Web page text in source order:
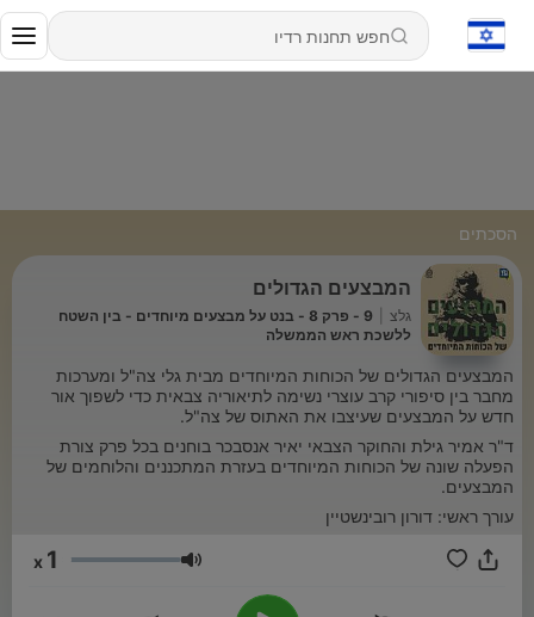
הסכתים
המבצעים הגדולים
גלצ
9 - פרק 8 - בנט על מבצעים מיוחדים - בין השטח
ללשכת ראש הממשלה
המבצעים הגדולים של הכוחות המיוחדים מבית גלי צה"ל ומערכות
מחבר בין סיפורי קרב עוצרי נשימה לתיאוריה צבאית כדי לשפוך אור
חדש על המבצעים שעיצבו את האתוס של צה"ל.
ד"ר אמיר גילת והחוקר הצבאי יאיר אנסבכר בוחנים בכל פרק צורת
הפעלה שונה של הכוחות המיוחדים בעזרת המתכננים והלוחמים של
המבצעים.
עורך ראשי: דורון רובינשטיין
עוצמת שמע 1